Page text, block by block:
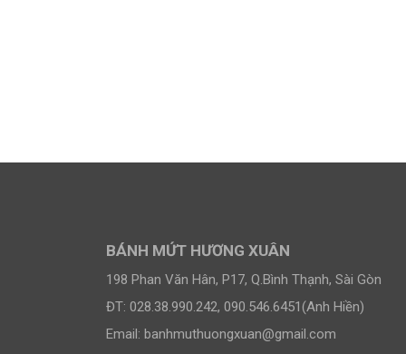
BÁNH MỨT HƯƠNG XUÂN
198 Phan Văn Hân, P17, Q.Bình Thạnh, Sài Gòn
ĐT: 028.38.990.242, 090.546.6451(Anh Hiền)
Email: banhmuthuongxuan@gmail.com